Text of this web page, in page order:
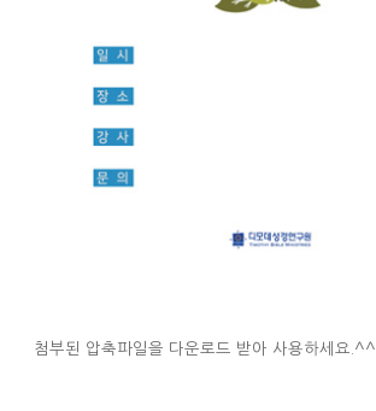
첨부된 압축파일을 다운로드 받아 사용하세요.^^